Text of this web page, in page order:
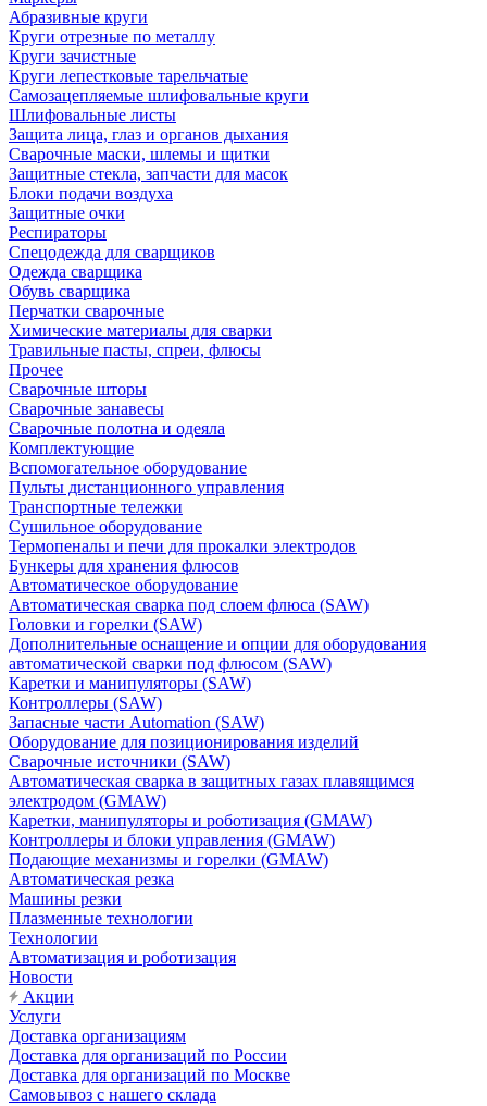
Абразивные круги
Круги отрезные по металлу
Круги зачистные
Круги лепестковые тарельчатые
Самозацепляемые шлифовальные круги
Шлифовальные листы
Защита лица, глаз и органов дыхания
Сварочные маски, шлемы и щитки
Защитные стекла, запчасти для масок
Блоки подачи воздуха
Защитные очки
Респираторы
Спецодежда для сварщиков
Одежда сварщика
Обувь сварщика
Перчатки сварочные
Химические материалы для сварки
Травильные пасты, спреи, флюсы
Прочее
Сварочные шторы
Сварочные занавесы
Сварочные полотна и одеяла
Комплектующие
Вспомогательное оборудование
Пульты дистанционного управления
Транспортные тележки
Сушильное оборудование
Термопеналы и печи для прокалки электродов
Бункеры для хранения флюсов
Автоматическое оборудование
Автоматическая сварка под слоем флюса (SAW)
Головки и горелки (SAW)
Дополнительные оснащение и опции для оборудования
автоматической сварки под флюсом (SAW)
Каретки и манипуляторы (SAW)
Контроллеры (SAW)
Запасные части Automation (SAW)
Оборудование для позиционирования изделий
Сварочные источники (SAW)
Автоматическая сварка в защитных газах плавящимся
электродом (GMAW)
Каретки, манипуляторы и роботизация (GMAW)
Контроллеры и блоки управления (GMAW)
Подающие механизмы и горелки (GMAW)
Автоматическая резка
Машины резки
Плазменные технологии
Технологии
Автоматизация и роботизация
Новости
Акции
Услуги
Доставка организациям
Доставка для организаций по России
Доставка для организаций по Москве
Самовывоз с нашего склада